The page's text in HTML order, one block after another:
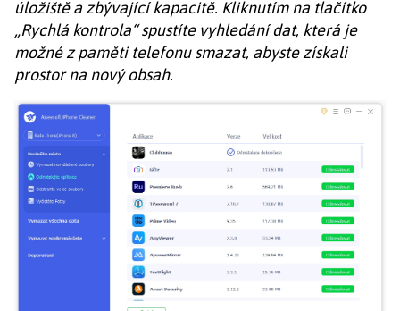
úložiště a zbývající kapacitě. Kliknutím na tlačítko
„Rychlá kontrola“ spustíte vyhledání dat, která je
možné z paměti telefonu smazat, abyste získali
prostor na nový obsah.